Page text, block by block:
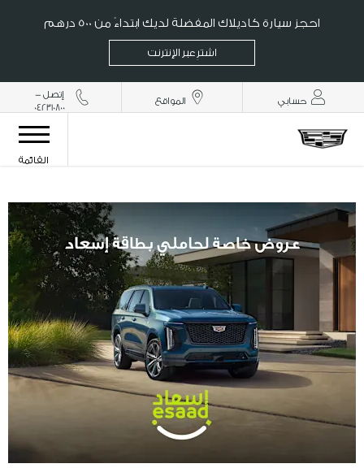
احجز سيارة كاديلاك المفضلة لديك ابتداءً من 500 درهم
اشترِ عبر الإنترنت
حسابي المواقع
إتصل -
042310800
القائمة